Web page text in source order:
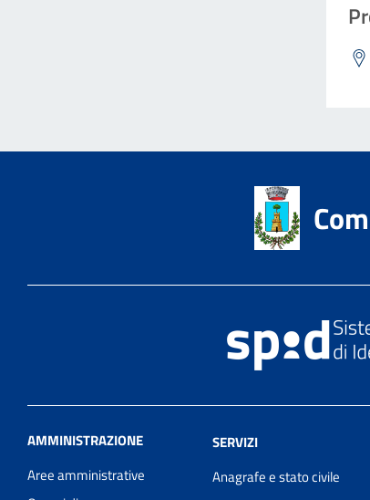
AMMINISTRAZIONE
Aree amministrative
SERVIZI
Anagrafe e stato civile